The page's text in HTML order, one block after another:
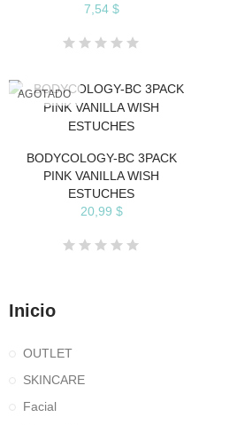
7,54 $
AGOTADO
BODYCOLOGY-BC 3PACK
PINK VANILLA WISH
ESTUCHES
20,99 $
Inicio
OUTLET
SKINCARE
Facial